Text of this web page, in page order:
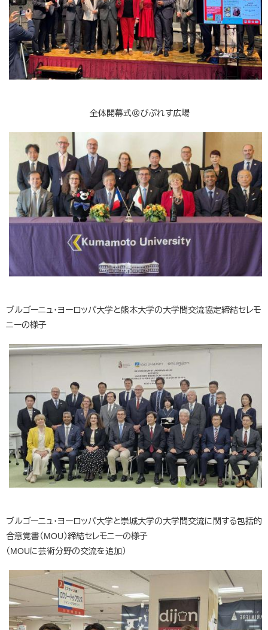
全体開幕式＠びぷれす広場
ブルゴーニュ・ヨーロッパ大学と熊本大学の大学間交流協定締結セレモ
ニーの様子
ブルゴーニュ・ヨーロッパ大学と崇城大学の大学間交流に関する包括的
合意覚書（MOU）締結セレモニーの様子
（MOUに芸術分野の交流を追加）